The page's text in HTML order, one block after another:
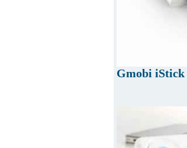
Gmobi